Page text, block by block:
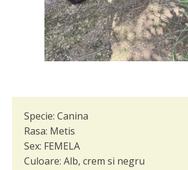
Specie: Canina
Rasa: Metis
Sex: FEMELA
Culoare: Alb, crem si negru